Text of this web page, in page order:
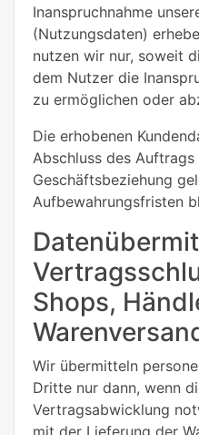
Inanspruchnahme
(Nutzungsdaten)
nutzen wir nur, soweit
dem Nutzer die
zu ermöglichen oder
Die erhobenen
Abschluss des
Geschäftsbeziehung
Aufbewahrungsfristen
Shops,
Wir übermitteln
Dritte nur dann, wenn
Vertragsabwicklung
mit der Lieferung der